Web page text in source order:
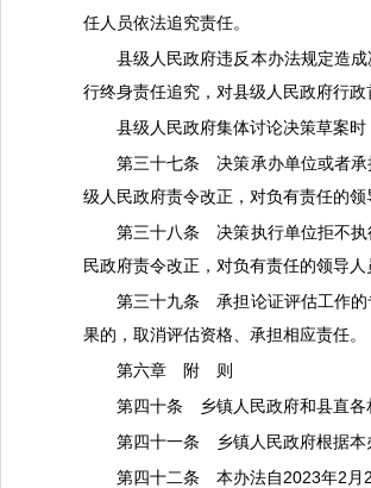
任人员依法追究责任。
县级人民政府违反本办法规定造
行终身责任追究，对县级人民政府行
县级人民政府集体讨论决策草案
第三十七条 决策承办单位或者承
级人民政府责令改正，对负有责任的
第三十八条 决策执行单位拒不执
民政府责令改正，对负有责任的领导
第三十九条 承担论证评估工作的
果的，取消评估资格、承担相应责任。
第六章 附 则
第四十条 乡镇人民政府和县直各
第四十一条 乡镇人民政府根据本
第四十二条 本办法自2023年2月